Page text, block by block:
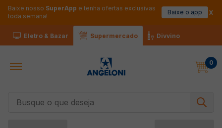
Baixe nosso SuperApp e tenha ofertas exclusivas
toda semana!
Baixe o app
Eletro & Bazar Supermercado Divvino
0